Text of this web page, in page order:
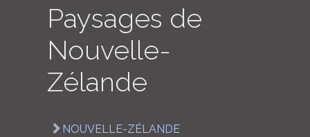
Paysages de
Nouvelle-
Zélande
NOUVELLE-ZÉLANDE